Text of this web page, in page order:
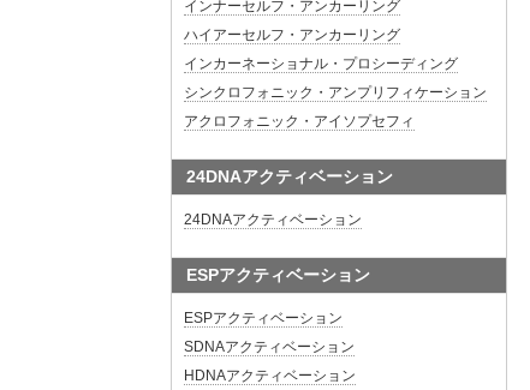
インナーセルフ・アンカーリング
ハイアーセルフ・アンカーリング
インカーネーショナル・プロシーディング
シンクロフォニック・アンプリフィケーション
アクロフォニック・アイソプセフィ
24DNAアクティベーション
24DNAアクティベーション
ESPアクティベーション
ESPアクティベーション
SDNAアクティベーション
HDNAアクティベーション